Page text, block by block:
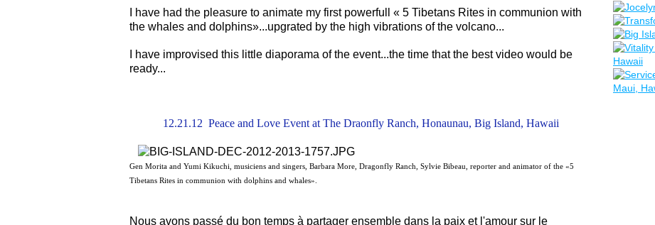
I have had the pleasure to animate my first powerfull « 5 Tibetans Rites in communion with
the whales and dolphins»...upgrated by the high vibrations of the volcano...
I have improvised this little diaporama of the event...the time that the best video would be
ready...
12.21.12 Peace and Love Event at The Draonfly Ranch, Honaunau, Big Island, Hawaii
Gen Morita and Yumi Kikuchi, musiciens and singers, Barbara More, Dragonfly Ranch, Sylvie Bibeau, reporter and animator of the «5
Tibetans Rites in communion with dolphins and whales».
Nous avons passé du bon temps à partager ensemble dans la paix et l'amour sur le